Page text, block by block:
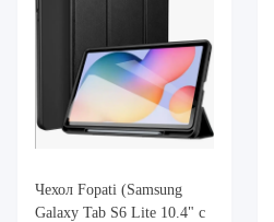
Чехол Fopati (Samsung
Galaxy Tab S6 Lite 10.4" с